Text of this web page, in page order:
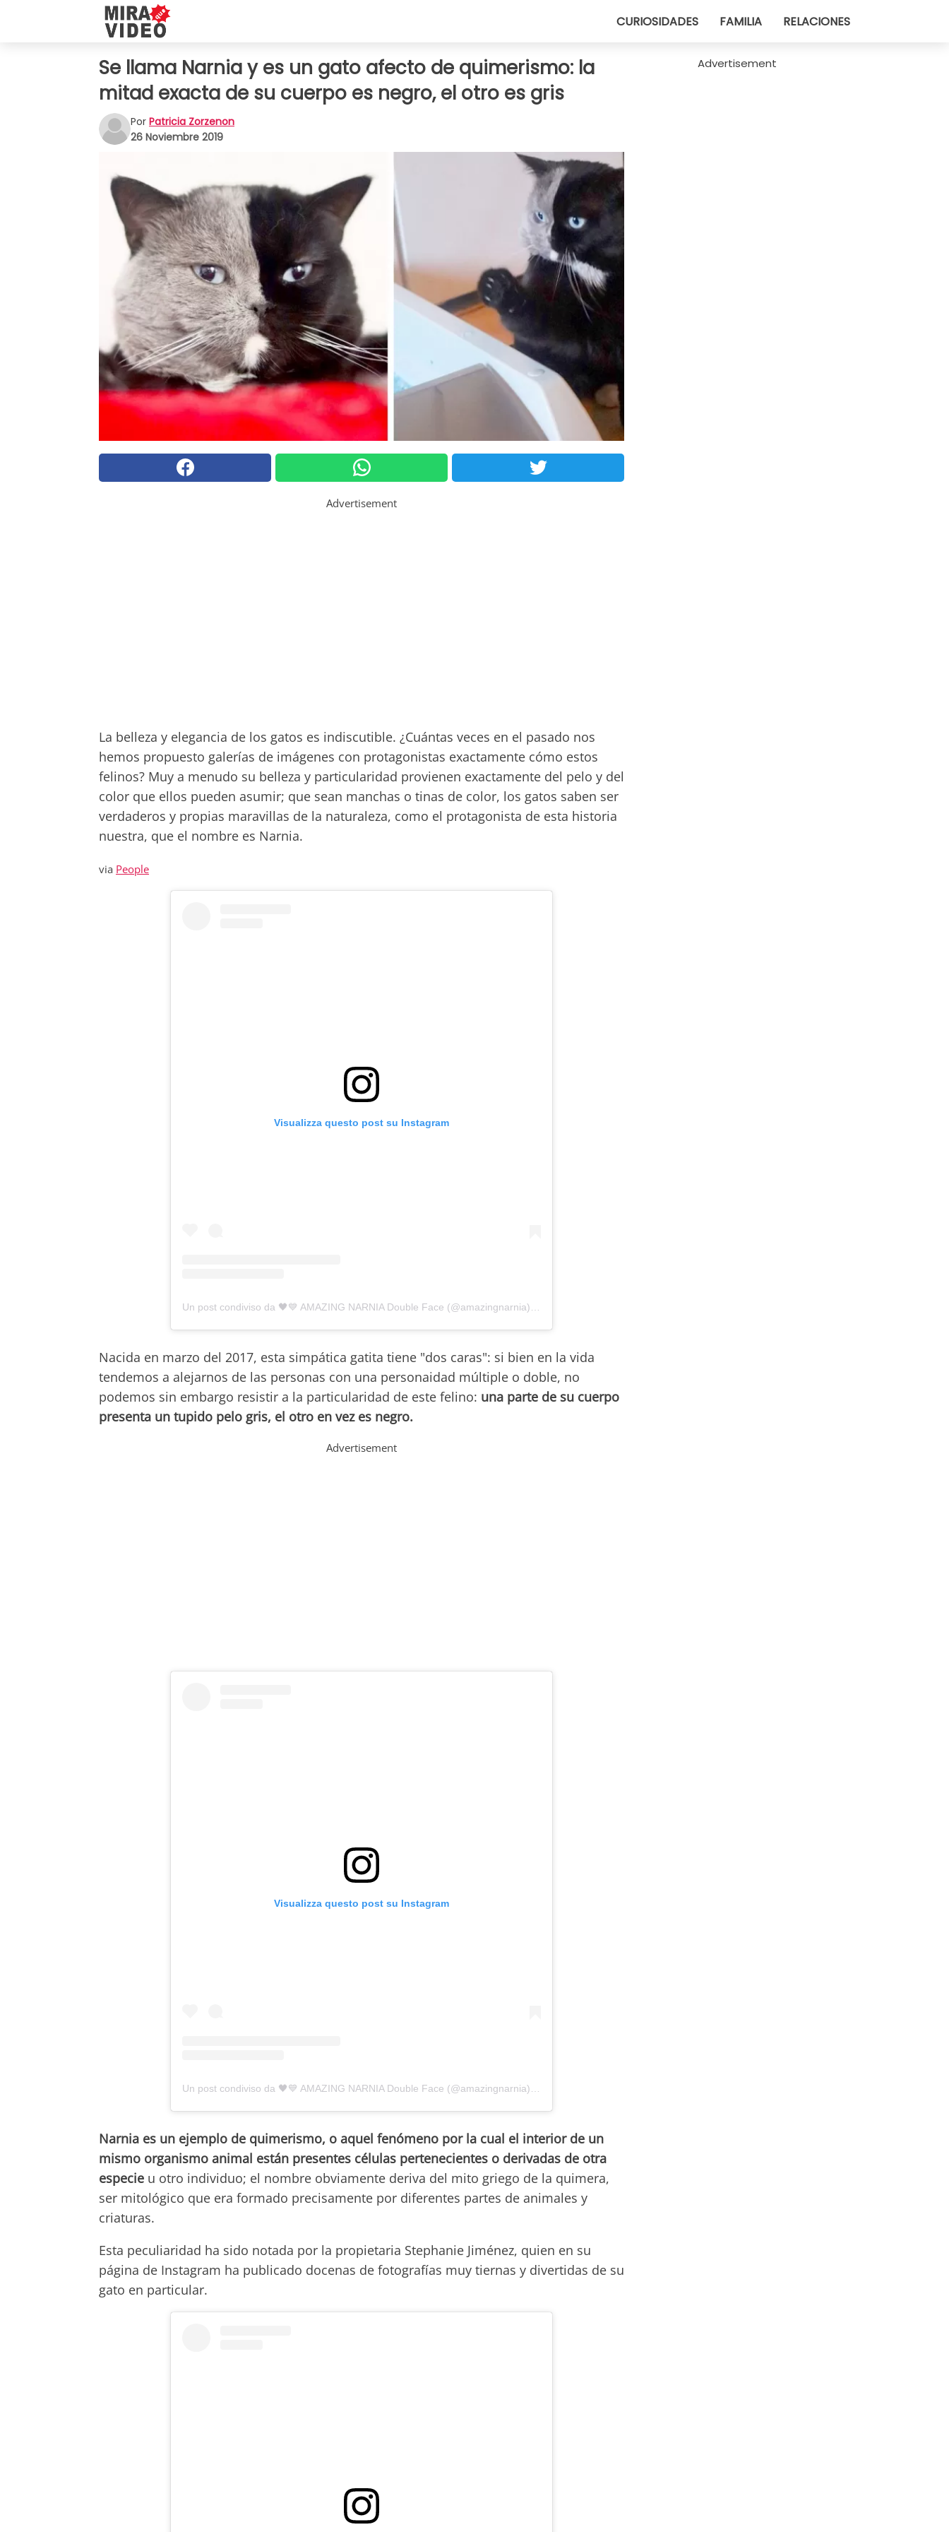
CURIOSIDADES FAMILIA RELACIONES
Se llama Narnia y es un gato afecto de quimerismo: la
mitad exacta de su cuerpo es negro, el otro es gris
Por Patricia Zorzenon
26 Noviembre 2019
Advertisement
La belleza y elegancia de los gatos es indiscutible. ¿Cuántas veces en el pasado nos
hemos propuesto galerías de imágenes con protagonistas exactamente cómo estos
felinos? Muy a menudo su belleza y particularidad provienen exactamente del pelo y del
color que ellos pueden asumir; que sean manchas o tinas de color, los gatos saben ser
verdaderos y propias maravillas de la naturaleza, como el protagonista de esta historia
nuestra, que el nombre es Narnia.
via People
Visualizza questo post su Instagram
Un post condiviso da 🖤💙 AMAZING NARNIA Double Face (@amazingnarnia)
in data:
Nacida en marzo del 2017, esta simpática gatita tiene "dos caras": si bien en la vida
tendemos a alejarnos de las personas con una personaidad múltiple o doble, no
podemos sin embargo resistir a la particularidad de este felino: una parte de su cuerpo
presenta un tupido pelo gris, el otro en vez es negro.
Advertisement
Visualizza questo post su Instagram
Narnia es un ejemplo de quimerismo, o aquel fenómeno por la cual el interior de un
mismo organismo animal están presentes células pertenecientes o derivadas de otra
especie u otro individuo; el nombre obviamente deriva del mito griego de la quimera,
ser mitológico que era formado precisamente por diferentes partes de animales y
criaturas.
Esta peculiaridad ha sido notada por la propietaria Stephanie Jiménez, quien en su
página de Instagram ha publicado docenas de fotografías muy tiernas y divertidas de su
gato en particular.
Advertisement